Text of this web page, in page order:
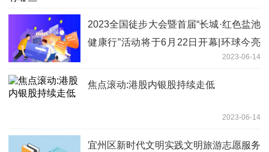
2023全国徒步大会暨首届“长城·红色盐池
健康行”活动将于6月22日开幕|环球今亮
2023-06-14
焦点滚动:港股内银股持续走低
2023-06-14
宜州区新时代文明实践文明旅游志愿服务